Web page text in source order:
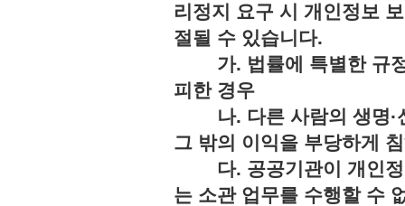
리정지 요구 시 개인정보
절될 수 있습니다.
가. 법률에 특별한 규정
피한 경우
나. 다른 사람의 생명·
그 밖의 이익을 부당하게
다. 공공기관이 개인정
는 소관 업무를 수행할 수